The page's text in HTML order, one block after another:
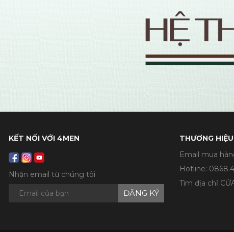
KẾT NỐI VỚI 4MEN
Nhận email từ chúng tôi
ĐĂNG KÝ
THƯƠNG
Email mua
Hotline:
Tìm địa chỉ